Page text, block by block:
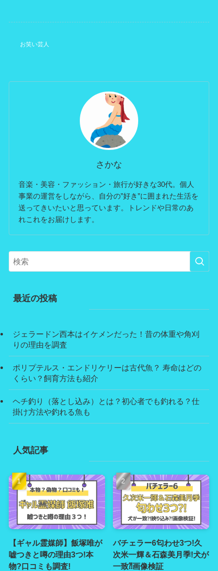
お笑い芸人
さかな
音楽・美容・ファッション・旅行が好きな30代。個人
事業の運営をしながら、自分の”好き”に囲まれた生活を
送ってきいたいと思っています。トレンドや日常のあ
れこれをお届けします。
最近の投稿
ジェラードン西本はイケメンだった！昔の体重や角刈
りの理由を調査
ポリプテルス・エンドリケリーは古代魚？ 寿命はどの
くらい？飼育方法も紹介
ヘチ釣り（落とし込み）とは？初心者でも釣れる？仕
掛け方法や釣れる魚も
人気記事
【ギャル霊媒師】飯塚唯が
嘘つきと噂の理由3つ!本
物?口コミも調査!
バチェラー6匂わせ3つ!久
次米一輝＆石森美月季!犬が
一致⁈画像検証